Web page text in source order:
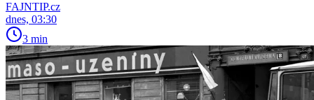
FAJNTIP.cz
dnes, 03:30
3 min